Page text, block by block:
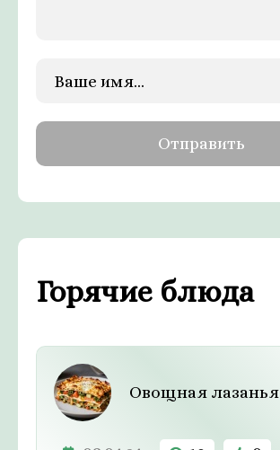
Горячие блюда
Овощная лазанья